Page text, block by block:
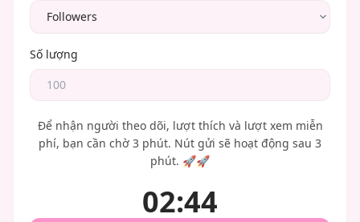
Số lượng
Để nhận người theo dõi, lượt thích và lượt xem miễn
phí, bạn cần chờ 3 phút. Nút gửi sẽ hoạt động sau 3
phút. 🚀🚀
02:43